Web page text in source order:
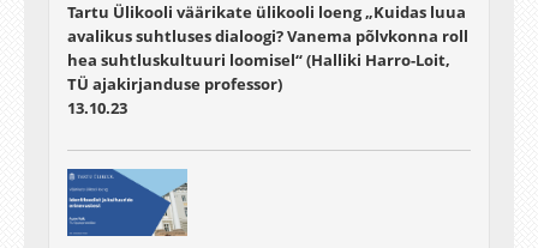
Tartu Ülikooli väärikate ülikooli loeng „Kuidas luua
avalikus suhtluses dialoogi? Vanema põlvkonna roll
hea suhtluskultuuri loomisel“ (Halliki Harro-Loit,
TÜ ajakirjanduse professor)
13.10.23